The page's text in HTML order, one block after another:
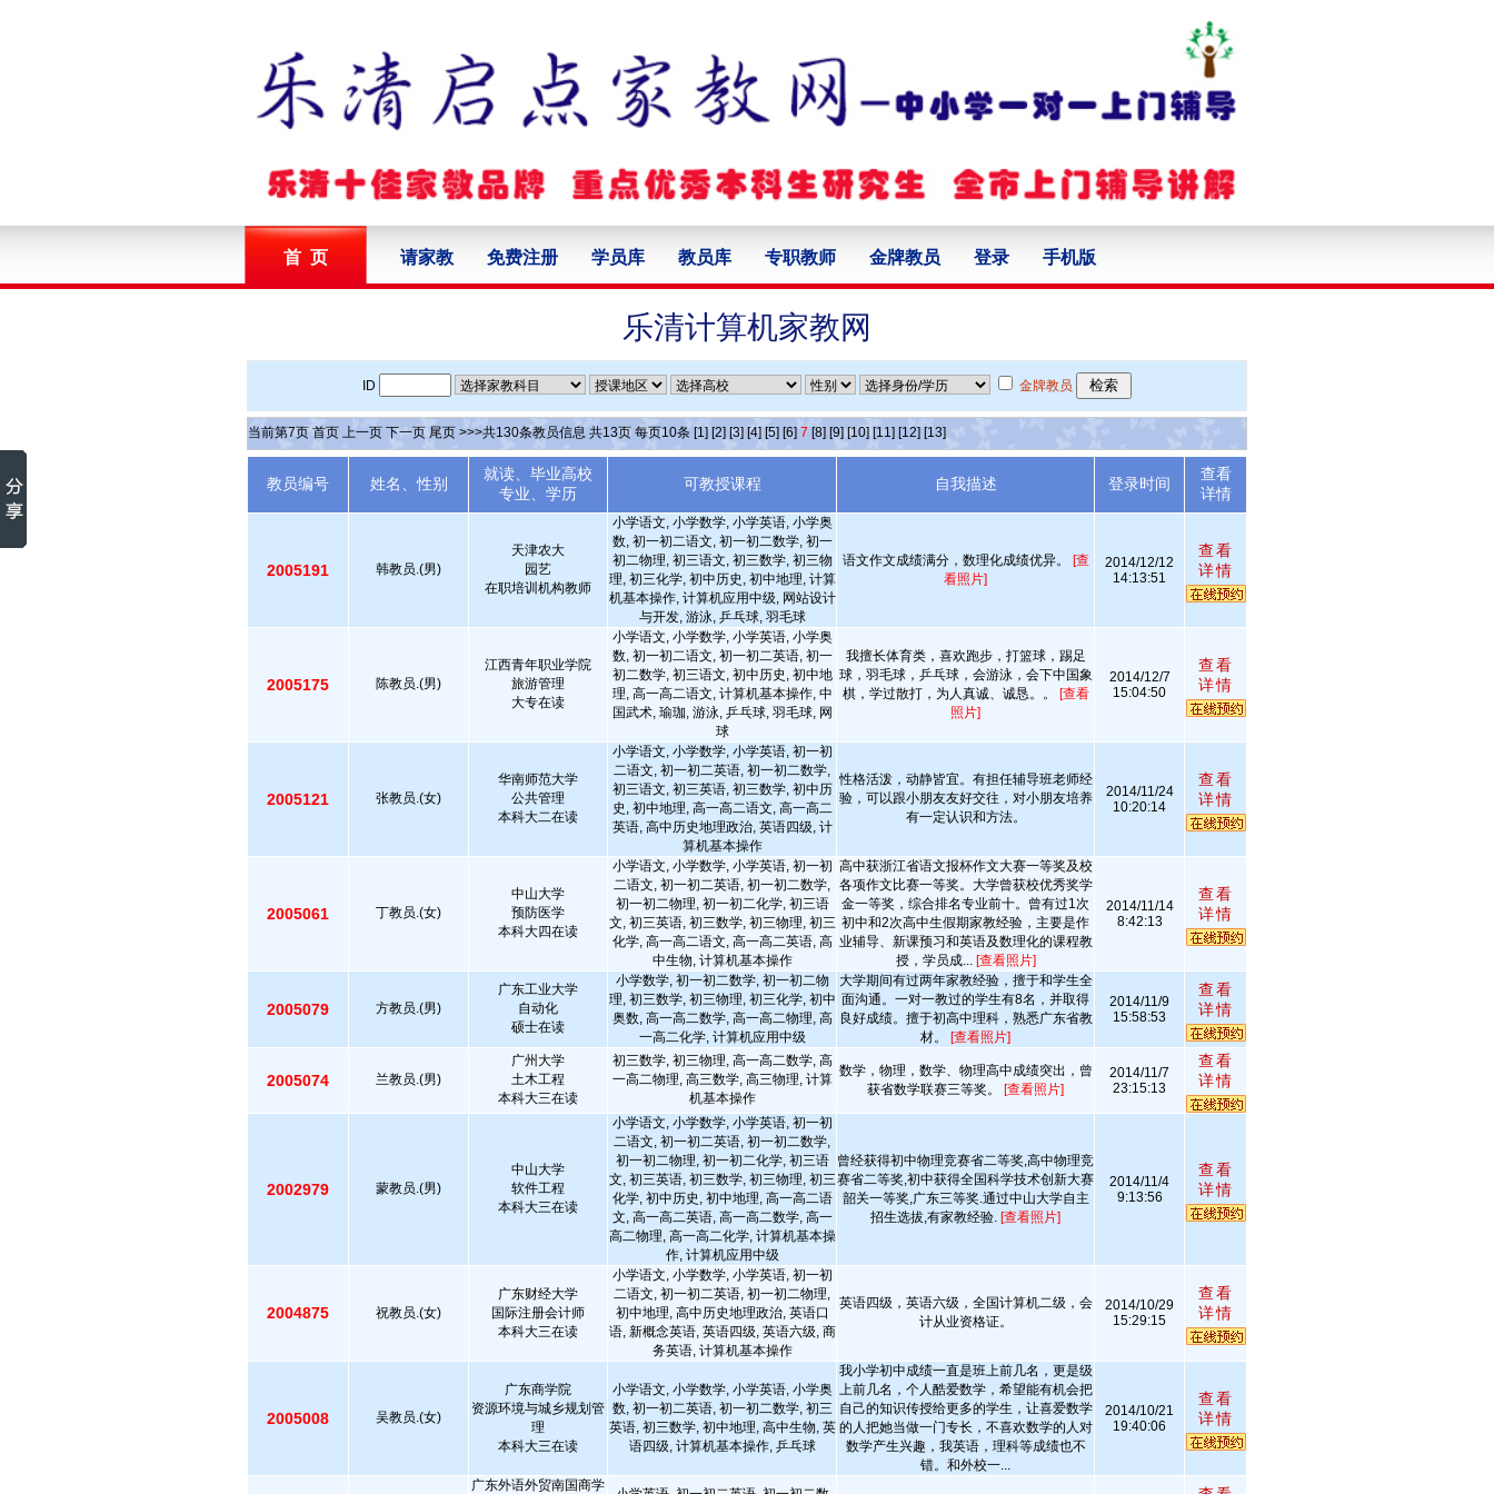
首 页 请家教 免费注册 学员库 教员库 专职教师 金牌教员 登录 手机版
乐清计算机家教网
ID 金牌教员
当前第7页 首页 上一页 下一页 尾页 >>>共130条教员信息 共13页 每页10条 [1] [2] [3] [4] [5] [6] 7 [8] [9] [10] [11] [12] [13]
教员编号 姓名、性别
就读、毕业高校
专业、学历
可教授课程 自我描述 登录时间
查看
详情
2005191 韩教员.(男)
天津农大
园艺
在职培训机构教师
小学语文, 小学数学, 小学英语, 小学奥
数, 初一初二语文, 初一初二数学, 初一
初二物理, 初三语文, 初三数学, 初三物
理, 初三化学, 初中历史, 初中地理, 计算
机基本操作, 计算机应用中级, 网站设计
与开发, 游泳, 乒乓球, 羽毛球
语文作文成绩满分，数理化成绩优异。
[查
看照片]
2014/12/12
14:13:51
查看
详情
2005175 陈教员.(男)
江西青年职业学院
旅游管理
大专在读
小学语文, 小学数学, 小学英语, 小学奥
数, 初一初二语文, 初一初二英语, 初一
初二数学, 初三语文, 初中历史, 初中地
理, 高一高二语文, 计算机基本操作, 中
国武术, 瑜珈, 游泳, 乒乓球, 羽毛球, 网
球
我擅长体育类，喜欢跑步，打篮球，踢足
球，羽毛球，乒乓球，会游泳，会下中国象
棋，学过散打，为人真诚、诚恳。。
[查看
照片]
2014/12/7
15:04:50
查看
详情
2005121 张教员.(女)
华南师范大学
公共管理
本科大二在读
小学语文, 小学数学, 小学英语, 初一初
二语文, 初一初二英语, 初一初二数学,
初三语文, 初三英语, 初三数学, 初中历
史, 初中地理, 高一高二语文, 高一高二
英语, 高中历史地理政治, 英语四级, 计
算机基本操作
性格活泼，动静皆宜。有担任辅导班老师经
验，可以跟小朋友友好交往，对小朋友培养
有一定认识和方法。
2014/11/24
10:20:14
查看
详情
2005061 丁教员.(女)
中山大学
预防医学
本科大四在读
小学语文, 小学数学, 小学英语, 初一初
二语文, 初一初二英语, 初一初二数学,
初一初二物理, 初一初二化学, 初三语
文, 初三英语, 初三数学, 初三物理, 初三
化学, 高一高二语文, 高一高二英语, 高
中生物, 计算机基本操作
高中获浙江省语文报杯作文大赛一等奖及校
各项作文比赛一等奖。大学曾获校优秀奖学
金一等奖，综合排名专业前十。曾有过1次
初中和2次高中生假期家教经验，主要是作
业辅导、新课预习和英语及数理化的课程教
授，学员成... [查看照片]
2014/11/14
8:42:13
查看
详情
2005079 方教员.(男)
广东工业大学
自动化
硕士在读
小学数学, 初一初二数学, 初一初二物
理, 初三数学, 初三物理, 初三化学, 初中
奥数, 高一高二数学, 高一高二物理, 高
一高二化学, 计算机应用中级
大学期间有过两年家教经验，擅于和学生全
面沟通。一对一教过的学生有8名，并取得
良好成绩。擅于初高中理科，熟悉广东省教
材。 [查看照片]
2014/11/9
15:58:53
查看
详情
2005074 兰教员.(男)
广州大学
土木工程
本科大三在读
初三数学, 初三物理, 高一高二数学, 高
一高二物理, 高三数学, 高三物理, 计算
机基本操作
数学，物理，数学、物理高中成绩突出，曾
获省数学联赛三等奖。 [查看照片]
2014/11/7
23:15:13
查看
详情
2002979 蒙教员.(男)
中山大学
软件工程
本科大三在读
小学语文, 小学数学, 小学英语, 初一初
二语文, 初一初二英语, 初一初二数学,
初一初二物理, 初一初二化学, 初三语
文, 初三英语, 初三数学, 初三物理, 初三
化学, 初中历史, 初中地理, 高一高二语
文, 高一高二英语, 高一高二数学, 高一
高二物理, 高一高二化学, 计算机基本操
作, 计算机应用中级
曾经获得初中物理竞赛省二等奖,高中物理竞
赛省二等奖,初中获得全国科学技术创新大赛
韶关一等奖,广东三等奖.通过中山大学自主
招生选拔,有家教经验. [查看照片]
2014/11/4
9:13:56
查看
详情
2004875 祝教员.(女)
广东财经大学
国际注册会计师
本科大三在读
小学语文, 小学数学, 小学英语, 初一初
二语文, 初一初二英语, 初一初二物理,
初中地理, 高中历史地理政治, 英语口
语, 新概念英语, 英语四级, 英语六级, 商
务英语, 计算机基本操作
英语四级，英语六级，全国计算机二级，会
计从业资格证。
2014/10/29
15:29:15
查看
详情
2005008 吴教员.(女)
广东商学院
资源环境与城乡规划管
理
本科大三在读
小学语文, 小学数学, 小学英语, 小学奥
数, 初一初二英语, 初一初二数学, 初三
英语, 初三数学, 初中地理, 高中生物, 英
语四级, 计算机基本操作, 乒乓球
我小学初中成绩一直是班上前几名，更是级
上前几名，个人酷爱数学，希望能有机会把
自己的知识传授给更多的学生，让喜爱数学
的人把她当做一门专长，不喜欢数学的人对
数学产生兴趣，我英语，理科等成绩也不
错。和外校一...
2014/10/21
19:40:06
查看
详情
广东外语外贸南国商学